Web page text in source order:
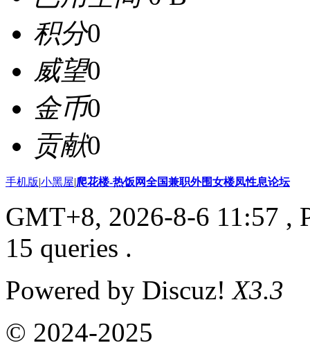
积分0
威望0
金币0
贡献0
手机版|小黑屋|爬花楼-热饭网全国兼职外围女楼凤性息论坛
GMT+8, 2026-8-6 11:57 ,
15 queries .
Powered by Discuz!X3.3
© 2024-2025